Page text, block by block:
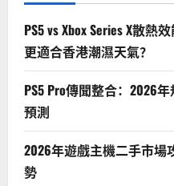
PS5 vs Xbox Series X散熱
更適合香港潮濕天氣？
PS5 Pro傳聞整合：2026
預測
2026年遊戲主機二手市場
勢